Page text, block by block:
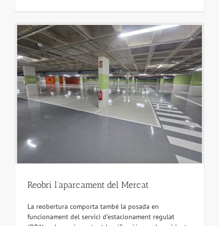
Reobri l’aparcament del Mercat
La reobertura comporta també la posada en
funcionament del servici d’estacionament regulat